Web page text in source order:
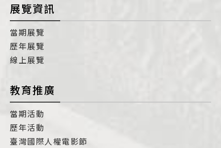
展覽資訊
當期展覽
歷年展覽
線上展覽
教育推廣
當期活動
歷年活動
臺灣國際人權電影節